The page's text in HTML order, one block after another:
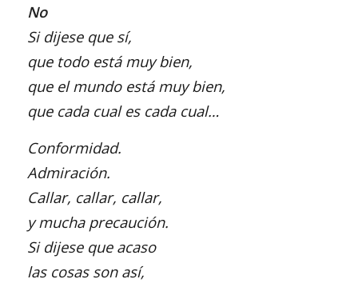
No
Si dijese que sí,
que todo está muy bien,
que el mundo está muy bien,
que cada cual es cada cual…
Conformidad.
Admiración.
Callar, callar, callar,
y mucha precaución.
Si dijese que acaso
las cosas son así,